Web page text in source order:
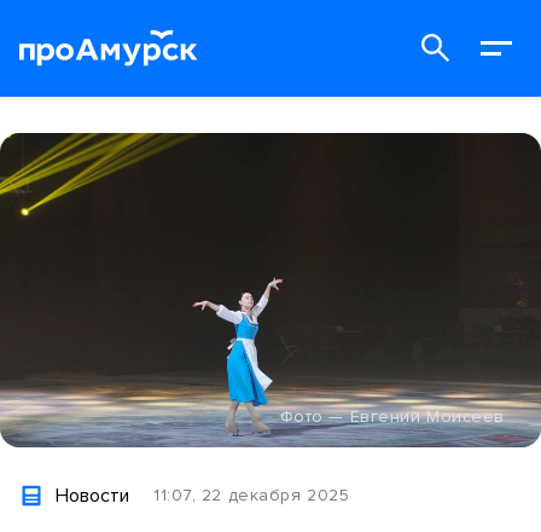
Фото — Евгений Моисеев
Новости 11:07, 22 декабря 2025